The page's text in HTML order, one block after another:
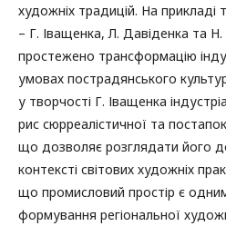
художніх традицій. На прикладі
– Г. Іващенка, Л. Давіденка та
простежено трансформацію
умовах пострадянського
у творчості Г. Іващенка
рис сюрреалістичної та
що дозволяє розглядати його
контексті світових художніх
що промисловий простір є
формування регіональної